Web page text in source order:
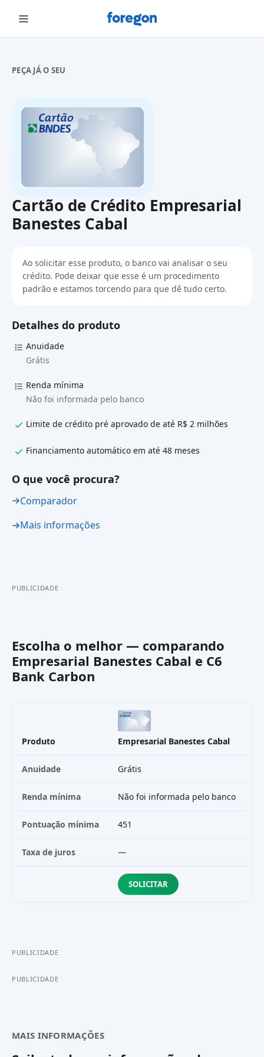
Foregon.com
PEÇA JÁ O SEU
Cartão de Crédito Empresarial
Banestes Cabal
Ao solicitar esse produto, o banco vai analisar o seu
crédito. Pode deixar que esse é um procedimento
padrão e estamos torcendo para que dê tudo certo.
Detalhes do produto
Anuidade
Grátis
Renda mínima
Não foi informada pelo banco
Limite de crédito pré aprovado de até R$ 2 milhões
Financiamento automático em até 48 meses
O que você procura?
Comparador
Mais informações
PUBLICIDADE
Escolha o melhor — comparando
Empresarial Banestes Cabal e C6
Bank Carbon
Produto Empresarial Banestes Cabal
Anuidade Grátis
Renda mínima Não foi informada pelo banco
Pontuação mínima 451
Taxa de juros —
SOLICITAR
PUBLICIDADE
PUBLICIDADE
MAIS INFORMAÇÕES